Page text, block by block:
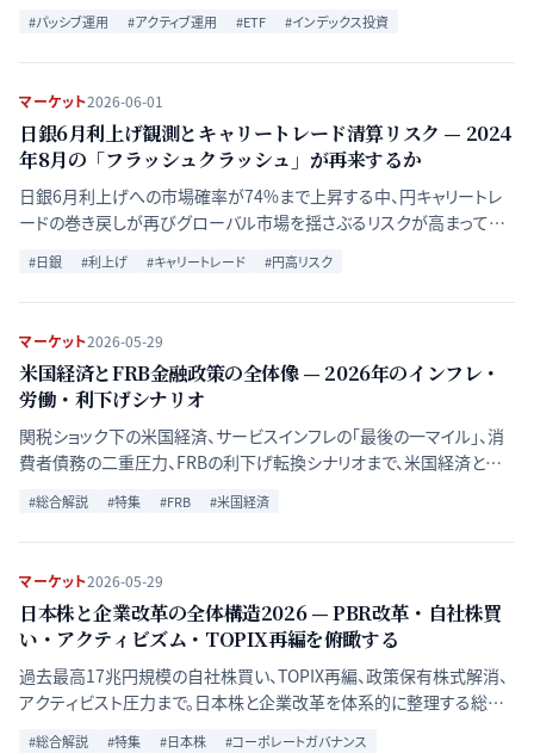
ティブETFの台頭を含め2026年の資産運用論争を比較分析する。
#パッシブ運用 #アクティブ運用 #ETF #インデックス投資
マーケット2026-06-01
日銀6月利上げ観測とキャリートレード清算リスク — 2024
年8月の「フラッシュクラッシュ」が再来するか
日銀6月利上げへの市場確率が74%まで上昇する中、円キャリートレ
ードの巻き戻しが再びグローバル市場を揺さぶるリスクが高まってい
る。2024年8月の教訓と2026年の構造的違いを比較分析する。
#日銀 #利上げ #キャリートレード #円高リスク
マーケット2026-05-29
米国経済とFRB金融政策の全体像 — 2026年のインフレ・
労働・利下げシナリオ
関税ショック下の米国経済、サービスインフレの「最後の一マイル」、消
費者債務の二重圧力、FRBの利下げ転換シナリオまで、米国経済と金
の中心軸を整理する。
#総合解説 #特集 #FRB #米国経済
マーケット2026-05-29
日本株と企業改革の全体構造2026 — PBR改革・自社株買
い・アクティビズム・TOPIX再編を俯瞰する
過去最高17兆円規模の自社株買い、TOPIX再編、政策保有株式解消、
アクティビスト圧力まで。日本株と企業改革を体系的に整理する総合
#総合解説 #特集 #日本株 #コーポレートガバナンス